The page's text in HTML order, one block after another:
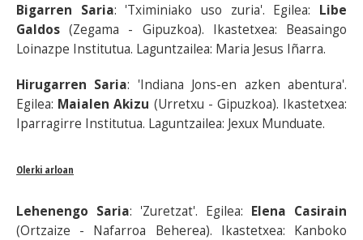
Bigarren Saria: 'Tximiniako uso zuria'. Egilea: Libe
Galdos (Zegama - Gipuzkoa). Ikastetxea: Beasaingo
Loinazpe Institutua. Laguntzailea: Maria Jesus Iñarra.
Hirugarren Saria: 'Indiana Jons-en azken abentura'.
Egilea: Maialen Akizu (Urretxu - Gipuzkoa). Ikastetxea:
Iparragirre Institutua. Laguntzailea: Jexux Munduate.
Olerki arloan
Lehenengo Saria: 'Zuretzat'. Egilea: Elena Casirain
(Ortzaize - Nafarroa Beherea). Ikastetxea: Kanboko